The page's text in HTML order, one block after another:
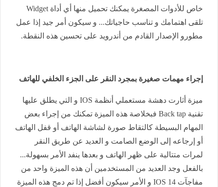
خاص للأدوات المصغرة يمكنك تحميل منها أي أداة Widget
تلقى اهتمامك و تناسب حاجياتك... و سيكون أمر جيد إذا عمل
مطورو الإصدار القادم من أندرويد على تحسين هذه النقطة.
إجراء مهمات صغيرة بمجرد النقر على الجزء الخلفي للهاتف
ميزة أثارت دهشة مستعملي أنظمة IOS و التي يطلق عليها
تقنية Back tap فبخلاصة هذه الميزة تمكنك من إجراء بعض
المهام البسيطة كالتقاط صورة لشاشة الهاتف أو قفل الهاتف
أو إرجاعه إلى الوضع الصامت و العديد عن طريق النقر
لمرات متتالية على ظهر الهاتف و بعدها ينفد الأمر بسهولة...
بالفعل وجد العديد من المستخدمين أن هذه الميزة واحد من
مفاجآت IOS 14 و الأمر سيكون أفضل إذا تم دمج هذه الميزة